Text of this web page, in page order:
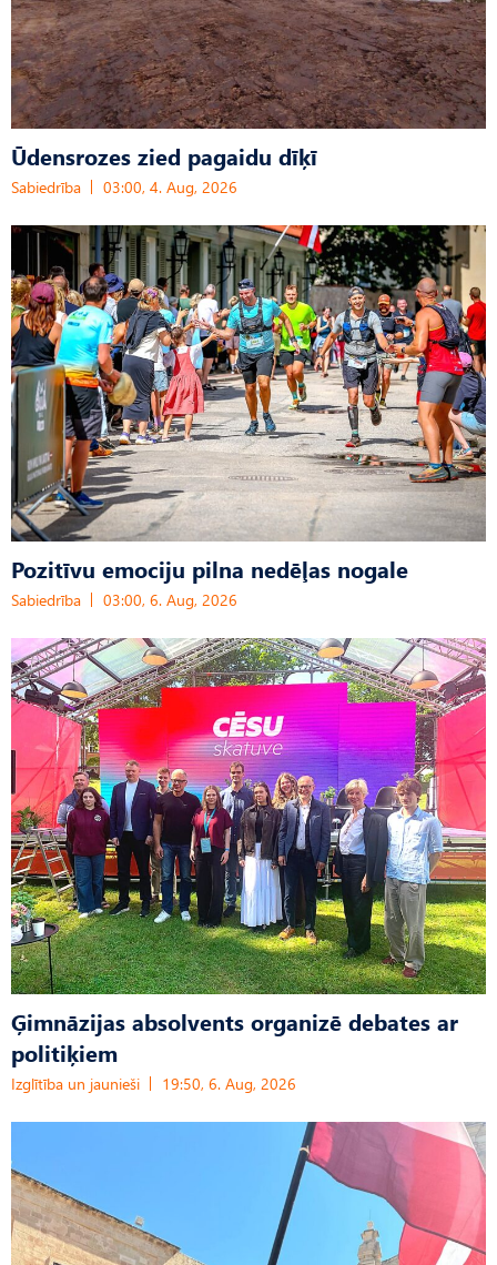
Ūdensrozes zied pagaidu dīķī
Sabiedrība 03:00, 4. Aug, 2026
Pozitīvu emociju pilna nedēļas nogale
Sabiedrība 03:00, 6. Aug, 2026
Ģimnāzijas absolvents organizē debates ar
politiķiem
Izglītība un jaunieši 19:50, 6. Aug, 2026